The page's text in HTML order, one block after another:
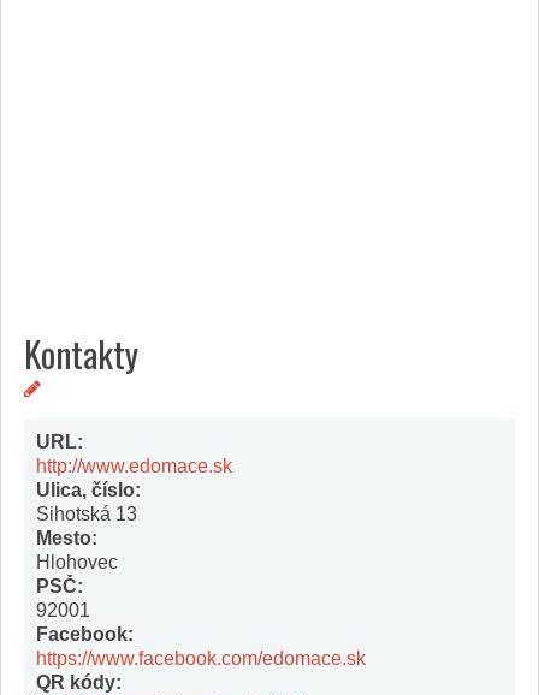
Kontakty
URL:
http://www.edomace.sk
Ulica, číslo:
Sihotská 13
Mesto:
Hlohovec
PSČ:
92001
Facebook:
https://www.facebook.com/edomace.sk
QR kódy: